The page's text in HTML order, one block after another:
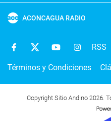
ACONCAGUA RADIO
RSS
Términos y Condiciones
Copyright Sitio Andino 2026.